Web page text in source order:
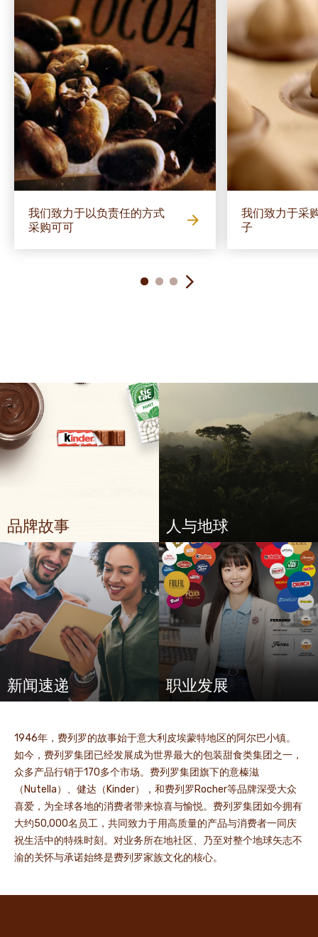
我们致力于以负责任的方式
采购可可
我们致力于采
子
品牌故事 人与地球
新闻速递 职业发展
1946年，费列罗的故事始于意大利皮埃蒙特地区的阿尔巴小镇。
如今，费列罗集团已经发展成为世界最大的包装甜食类集团之一，
众多产品行销于170多个市场。费列罗集团旗下的意榛滋
（Nutella）、健达（Kinder），和费列罗Rocher等品牌深受大众
喜爱，为全球各地的消费者带来惊喜与愉悦。费列罗集团如今拥有
大约50,000名员工，共同致力于用高质量的产品与消费者一同庆
祝生活中的特殊时刻。对业务所在地社区、乃至对整个地球矢志不
渝的关怀与承诺始终是费列罗家族文化的核心。